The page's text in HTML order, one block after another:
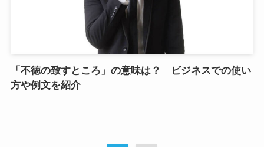
「不徳の致すところ」の意味は？ ビジネスでの使い
方や例文を紹介